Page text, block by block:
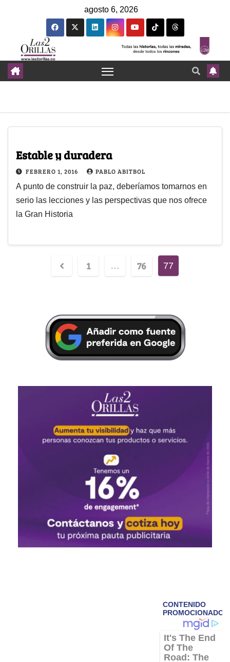
agosto 6, 2026
Estable y duradera
FEBRERO 1, 2016 PABLO ABITBOL
A punto de construir la paz, deberíamos tomarnos en
serio las lecciones y las perspectivas que nos ofrece
la Gran Historia
1 … 76 77